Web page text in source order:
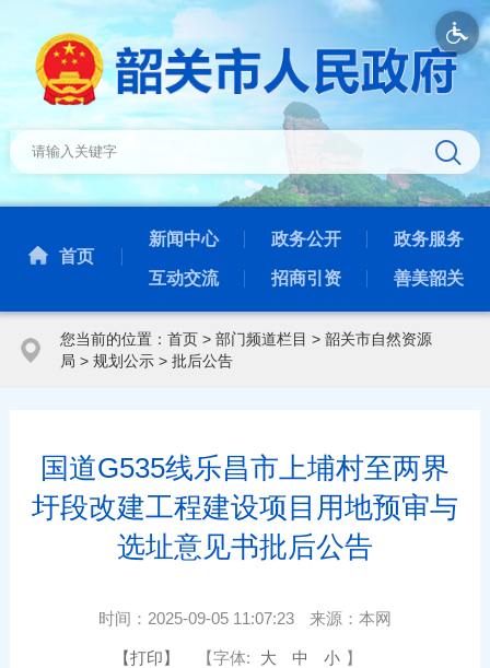
首页
新闻中心 政务公开 政务服务
互动交流 招商引资 善美韶关
您当前的位置： 首页> 部门频道栏目 > 韶关市自然资源
局 > 规划公示> 批后公告
国道G535线乐昌市上埔村至两界
圩段改建工程建设项目用地预审与
选址意见书批后公告
时间： 2025-09-05 11:07:23 来源： 本网
【打印】 【字体: 大 中 小 】